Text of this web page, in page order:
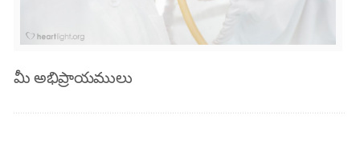
మీ అభిప్రాయములు